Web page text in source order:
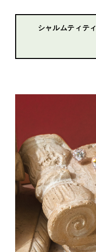
シャルムティテ